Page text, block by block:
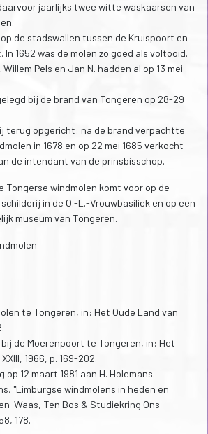
jaarlijks twee witte waskaarsen van
de stadswallen tussen de Kruispoort en
1652 was de molen zo goed als voltooid.
Pels en Jan N. hadden al op 13 mei
bij de brand van Tongeren op 28-29
terug opgericht: na de brand verpachtte
in 1678 en op 22 mei 1685 verkocht
de intendant van de prinsbisschop.
Tongerse windmolen komt voor op de
in de O.-L.-Vrouwbasiliek en op een
museum van Tongeren.
te Tongeren, in: Het Oude Land van
bij de Moerenpoort te Tongeren, in: Het
1966, p. 169-202.
op 12 maart 1981 aan H. Holemans.
"Limburgse windmolens in heden en
Waas, Ten Bos & Studiekring Ons
178.